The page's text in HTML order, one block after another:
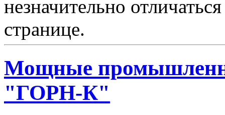
незначительно
странице.
Мощные
"ГОРН-К"